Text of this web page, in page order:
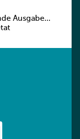
Ausgabe